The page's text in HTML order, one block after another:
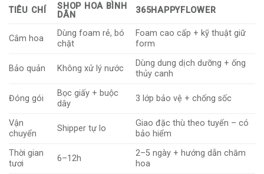
TIÊU CHÍ
SHOP HOA BÌNH
DÂN
365HAPPYFLOWER
Cắm hoa
Dùng foam rẻ, bó
chặt
Foam cao cấp + kỹ thuật giữ
form
Bảo quản Không xử lý nước
Dùng dung dịch dưỡng + ống
thủy canh
Đóng gói
Bọc giấy + buộc
dây
3 lớp bảo vệ + chống sốc
Vận
chuyển
Shipper tự lo
Giao đặc thù theo tuyến – có
bảo hiểm
Thời gian
tươi
6–12h
2–5 ngày + hướng dẫn chăm
hoa